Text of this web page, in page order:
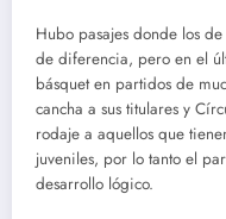
Hubo pasajes donde los
de diferencia, pero en el
básquet en partidos de
cancha a sus titulares y
rodaje a aquellos que
juveniles, por lo tanto el
desarrollo lógico.